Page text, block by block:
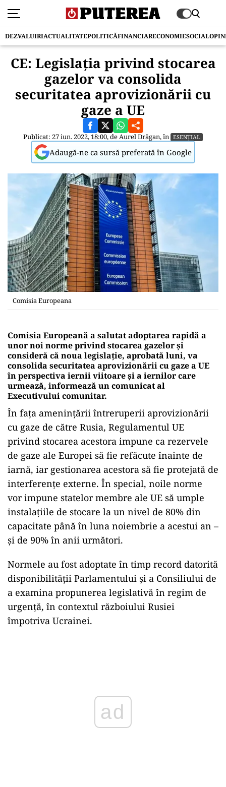
DEZVALUIRIACTUALITATEPOLITICĂFINANCIARECONOMIESOCIAL
CE: Legislația privind stocarea
gazelor va consolida
securitatea aprovizionării cu
gaze a UE
Publicat: 27 iun. 2022, 18:00, deAurel Drăgan, în ESENȚIAL
Adaugă-ne ca sursă preferată în Google
Comisia Europeana
Comisia Europeană a salutat adoptarea rapidă a
unor noi norme privind stocarea gazelor şi
consideră că noua legislaţie, aprobată luni, va
consolida securitatea aprovizionării cu gaze a UE
în perspectiva iernii viitoare şi a iernilor care
urmează, informează un comunicat al
Executivului comunitar.
În faţa ameninţării întreruperii aprovizionării
cu gaze de către Rusia, Regulamentul UE
privind stocarea acestora impune ca rezervele
de gaze ale Europei să fie refăcute înainte de
iarnă, iar gestionarea acestora să fie protejată de
interferenţe externe. În special, noile norme
vor impune statelor membre ale UE să umple
instalaţiile de stocare la un nivel de 80% din
capacitate până în luna noiembrie a acestui an –
şi de 90% în anii următori.
Normele au fost adoptate în timp record datorită
disponibilităţii Parlamentului şi a Consiliului de
a examina propunerea legislativă în regim de
urgenţă, în contextul războiului Rusiei
împotriva Ucrainei.